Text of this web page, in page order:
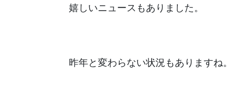
嬉しいニュースもありました。
昨年と変わらない状況もありますね